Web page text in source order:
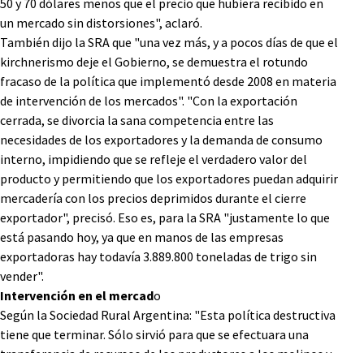
un mercado sin distorsiones", aclaró.
También dijo la SRA que "una vez más, y a pocos días de que el
kirchnerismo deje el Gobierno, se demuestra el rotundo
fracaso de la política que implementó desde 2008 en materia
de intervención de los mercados". "Con la exportación
cerrada, se divorcia la sana competencia entre las
necesidades de los exportadores y la demanda de consumo
interno, impidiendo que se refleje el verdadero valor del
producto y permitiendo que los exportadores puedan adquirir
mercadería con los precios deprimidos durante el cierre
exportador", precisó. Eso es, para la SRA "justamente lo que
está pasando hoy, ya que en manos de las empresas
exportadoras hay todavía 3.889.800 toneladas de trigo sin
vender".
Intervención en el mercado
Según la Sociedad Rural Argentina: "Esta política destructiva
tiene que terminar. Sólo sirvió para que se efectuara una